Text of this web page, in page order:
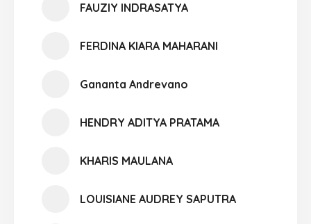
FAUZIY INDRASATYA
FERDINA KIARA MAHARANI
Gananta Andrevano
HENDRY ADITYA PRATAMA
KHARIS MAULANA
LOUISIANE AUDREY SAPUTRA